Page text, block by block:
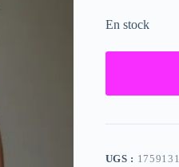
En stock
UGS :